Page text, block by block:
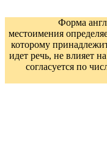
Форма
местоимения
которому
идет речь, не влияет
согласуется по